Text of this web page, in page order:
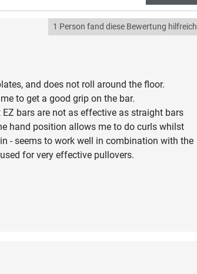
1 Person fand diese Bewertung hilfreich
and does not roll around the floor.
to get a good grip on the bar.
bars are not as effective as straight bars
hand position allows me to do curls whilst
- seems to work well in combination with the
for very effective pullovers.